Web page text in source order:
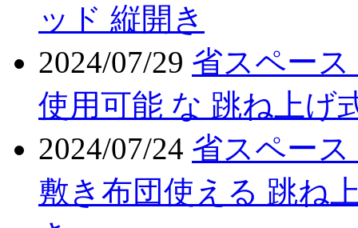
ッド 縦開き
2024/07/29 省スペー
使用可能 な 跳ね上げ
2024/07/24 省スペー
敷き布団使える 跳ね